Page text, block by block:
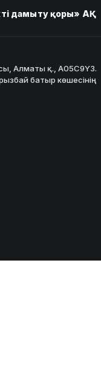
дамыту қоры» АҚ
Алматы қ., A05C9Y3.
батыр көшесінің